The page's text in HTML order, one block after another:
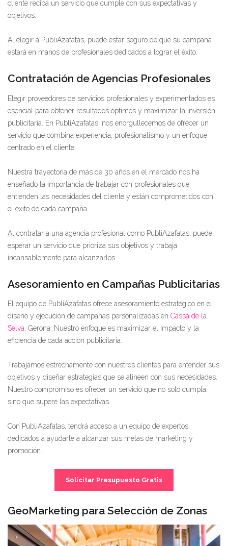
cliente reciba un servicio que cumple con sus expectativas y
objetivos.
Al elegir a PubliAzafatas, puede estar seguro de que su campaña
estará en manos de profesionales dedicados a lograr el éxito.
Contratación de Agencias Profesionales
Elegir proveedores de servicios profesionales y experimentados es
esencial para obtener resultados óptimos y maximizar la inversión
publicitaria. En PubliAzafatas, nos enorgullecemos de ofrecer un
servicio que combina experiencia, profesionalismo y un enfoque
centrado en el cliente.
Nuestra trayectoria de más de 30 años en el mercado nos ha
enseñado la importancia de trabajar con profesionales que
entienden las necesidades del cliente y están comprometidos con
el éxito de cada campaña.
Al contratar a una agencia profesional como PubliAzafatas, puede
esperar un servicio que prioriza sus objetivos y trabaja
incansablemente para alcanzarlos.
Asesoramiento en Campañas Publicitarias
El equipo de PubliAzafatas ofrece asesoramiento estratégico en el
diseño y ejecución de campañas personalizadas en Cassá de la
Selva , Gerona. Nuestro enfoque es maximizar el impacto y la
eficiencia de cada acción publicitaria.
Trabajamos estrechamente con nuestros clientes para entender sus
objetivos y diseñar estrategias que se alineen con sus necesidades.
Nuestro compromiso es ofrecer un servicio que no solo cumpla,
sino que supere las expectativas.
Con PubliAzafatas, tendrá acceso a un equipo de expertos
dedicados a ayudarle a alcanzar sus metas de marketing y
promoción.
Solicitar Presupuesto Gratis
GeoMarketing para Selección de Zonas